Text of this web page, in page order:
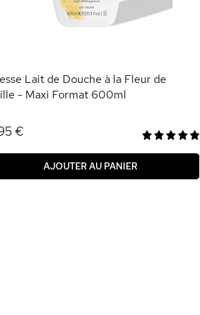
Lait de Douche à la Fleur de
- Maxi Format 600ml
€
AJOUTER AU PANIER